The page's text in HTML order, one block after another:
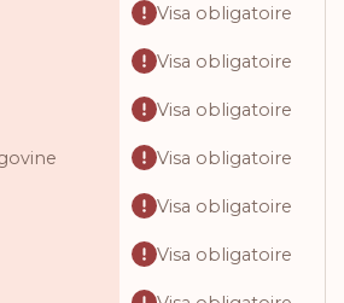
Visa obligatoire
Visa obligatoire
Visa obligatoire
Visa obligatoire
Visa obligatoire
Visa obligatoire